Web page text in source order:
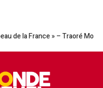
» – Traoré Moussa